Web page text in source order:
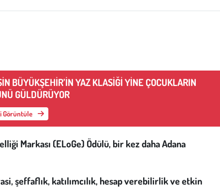
BÜYÜKŞEHİR’İN YAZ KLASİĞİ YİNE ÇOCUKLARIN
GÜLDÜRÜYOR
Görüntüle
Markası (ELoGe) Ödülü, bir kez daha Adana
şeffaflık, katılımcılık, hesap verebilirlik ve etkin